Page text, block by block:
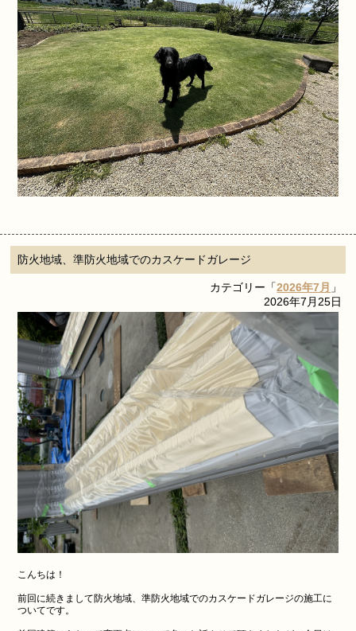
防火地域、準防火地域でのカスケードガレージ
カテゴリー「2026年7月 」
2026年7月25日
こんちは！
前回に続きまして防火地域、準防火地域でのカスケードガレージの施工に
ついてです。